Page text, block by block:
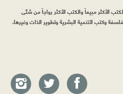
الأكثر مبيعاً والكتب الأكثر رواجاً من شتّى
وكتب التنمية البشرية وتطوير الذات وغيرها.